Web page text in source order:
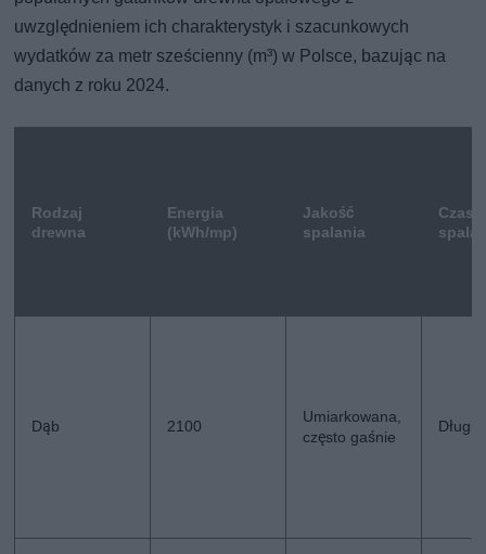
uwzględnieniem ich charakterystyk i szacunkowych
wydatków za metr sześcienny (m³) w Polsce, bazując na
danych z roku 2024.
Rodzaj
drewna
Energia
(kWh/mp)
Jakość
spalania
Czas
Dąb 2100
Umiarkowana,
często gaśnie
Długi